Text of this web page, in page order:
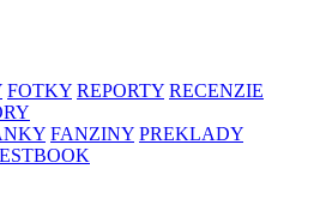
FOTKY REPORTY RECENZIE
FANZINY PREKLADY